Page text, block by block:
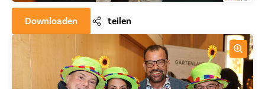
Downloaden teilen